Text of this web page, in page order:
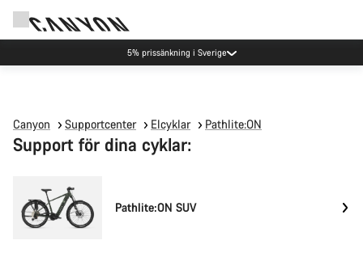
5% prissänkning i Sverige
Canyon Supportcenter Elcyklar Pathlite:ON
Support för dina cyklar:
Pathlite:ON SUV